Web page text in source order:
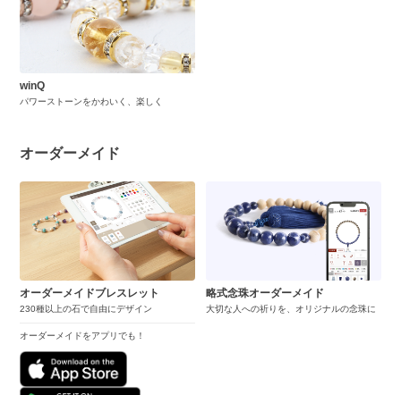
winQ
パワーストーンをかわいく、楽しく
オーダーメイド
オーダーメイドブレスレット
230種以上の石で自由にデザイン
オーダーメイドをアプリでも！
略式念珠オーダーメイド
大切な人への祈りを、オリジナルの念珠に